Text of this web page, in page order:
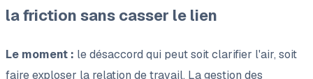
la friction sans casser le lien
Le moment : le désaccord qui peut soit clarifier l'air, soit
faire exploser la relation de travail. La gestion des